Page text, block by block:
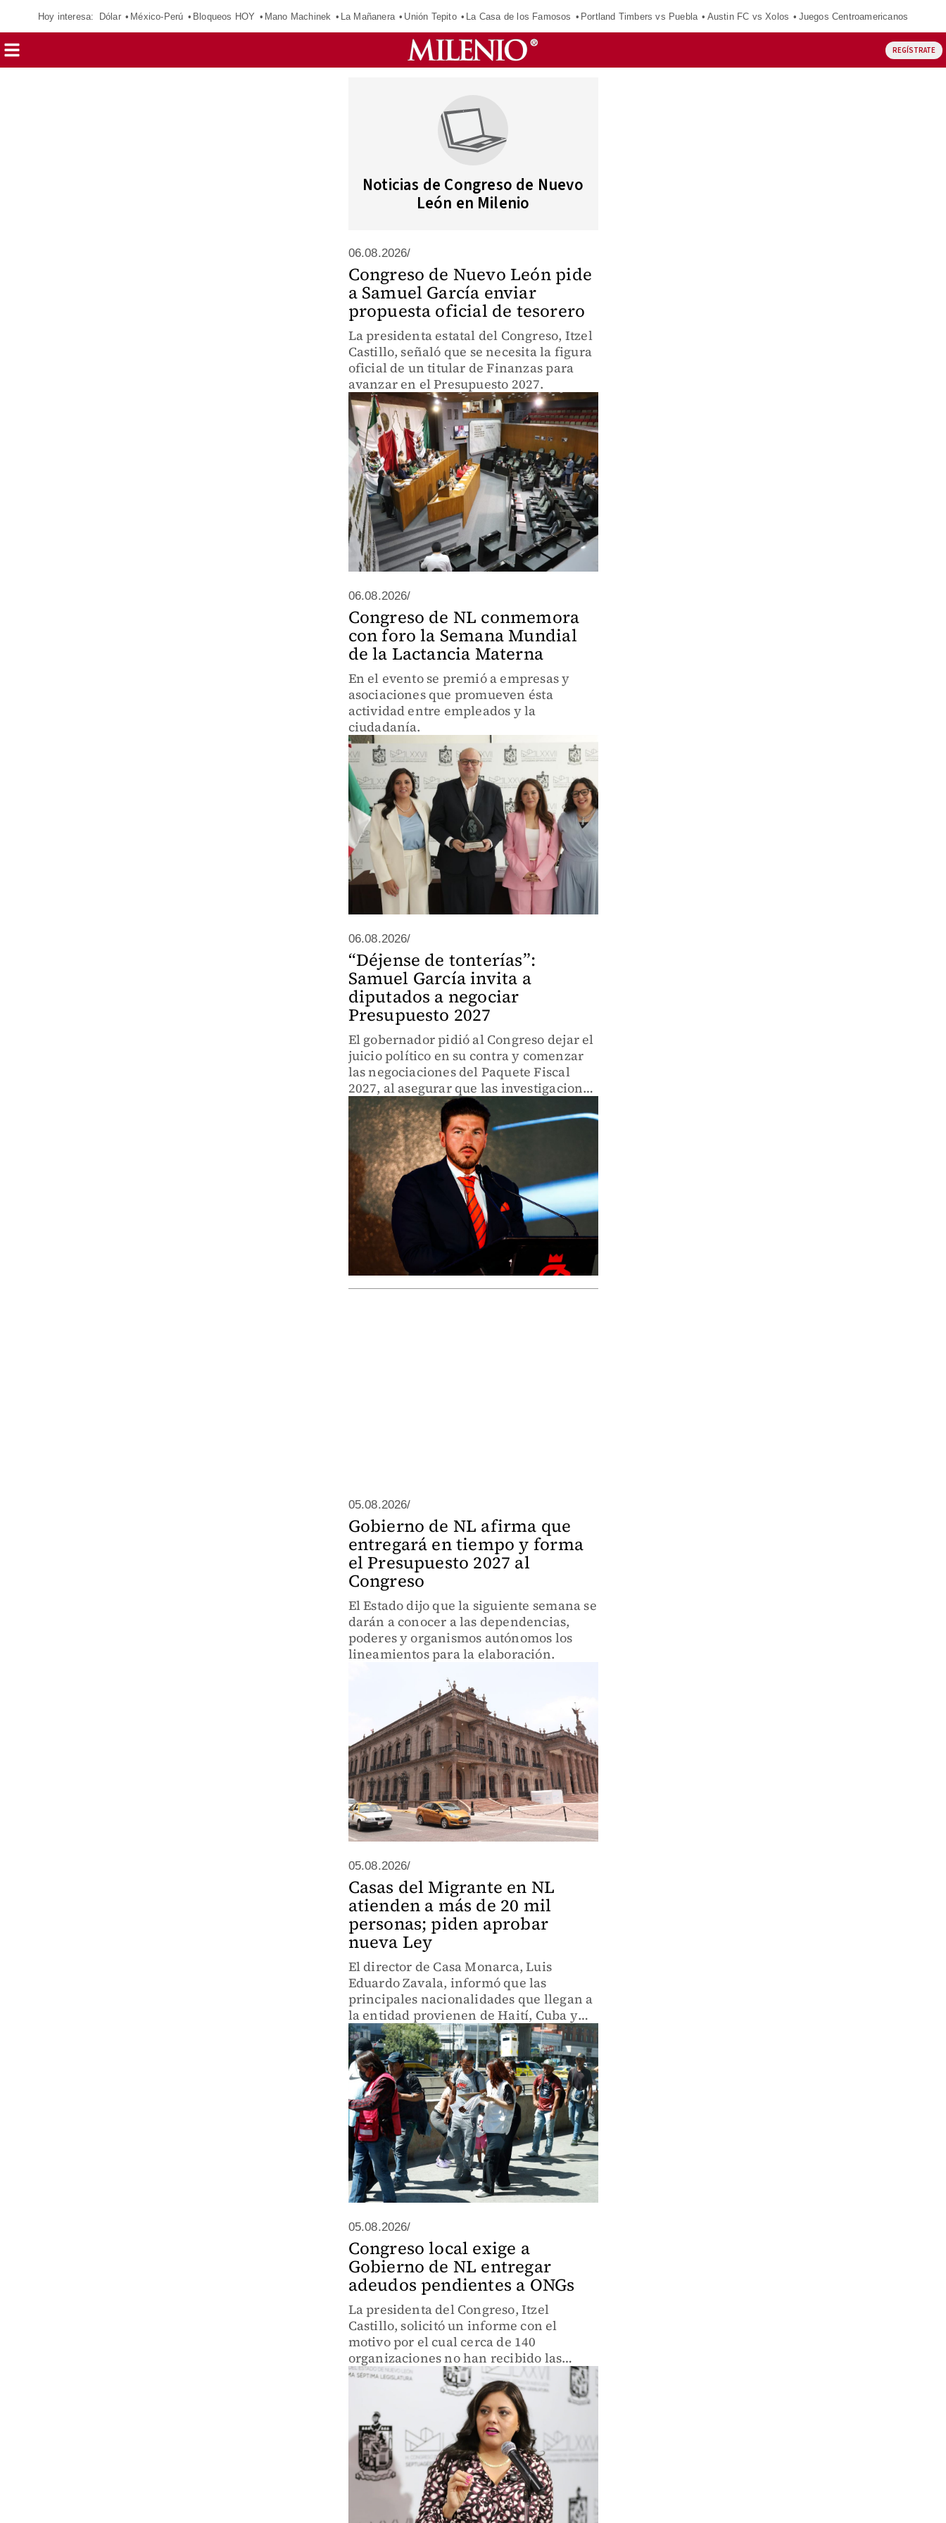
Hoy interesa: Dólar México-Perú Bloqueos HOY Mano Machinek La Mañanera Unión Tepito La Casa de los Famosos Portland Timbers vs Puebla Austin FC vs Xolos Juegos Centroamericanos
REGÍSTRATE
Noticias de Congreso de Nuevo
León en Milenio
06.08.2026/
Congreso de Nuevo León pide
a Samuel García enviar
propuesta oficial de tesorero
La presidenta estatal del Congreso, Itzel
Castillo, señaló que se necesita la figura
oficial de un titular de Finanzas para
avanzar en el Presupuesto 2027.
06.08.2026/
Congreso de NL conmemora
con foro la Semana Mundial
de la Lactancia Materna
En el evento se premió a empresas y
asociaciones que promueven ésta
actividad entre empleados y la
ciudadanía.
06.08.2026/
“Déjense de tonterías”:
Samuel García invita a
diputados a negociar
Presupuesto 2027
El gobernador pidió al Congreso dejar el
juicio político en su contra y comenzar
las negociaciones del Paquete Fiscal
2027, al asegurar que las investigaciones
ya fueron resueltas.
05.08.2026/
Gobierno de NL afirma que
entregará en tiempo y forma
el Presupuesto 2027 al
Congreso
El Estado dijo que la siguiente semana se
darán a conocer a las dependencias,
poderes y organismos autónomos los
lineamientos para la elaboración.
05.08.2026/
Casas del Migrante en NL
atienden a más de 20 mil
personas; piden aprobar
nueva Ley
El director de Casa Monarca, Luis
Eduardo Zavala, informó que las
principales nacionalidades que llegan a
la entidad provienen de Haití, Cuba y
Venezuela.
05.08.2026/
Congreso local exige a
Gobierno de NL entregar
adeudos pendientes a ONGs
La presidenta del Congreso, Itzel
Castillo, solicitó un informe con el
motivo por el cual cerca de 140
organizaciones no han recibido las
aportaciones.